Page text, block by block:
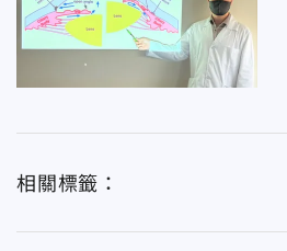
相關標籤：